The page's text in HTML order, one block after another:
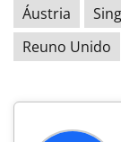
Áustria
Reuno Unido